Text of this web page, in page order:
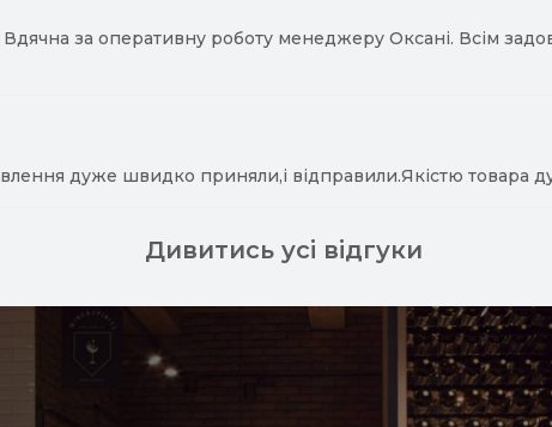
за оперативну роботу менеджеру Оксані. Всім
дуже швидко приняли,і відправили.Якістю товара
Дивитись усі відгуки